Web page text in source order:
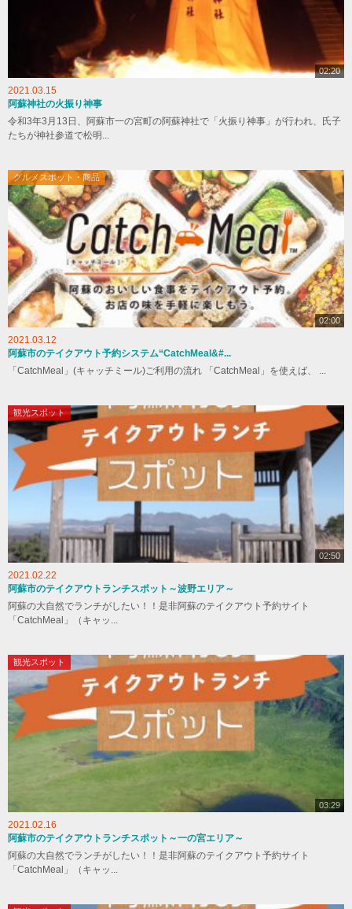
02:20
2021.03.15
阿蘇神社の火振り神事
令和3年3月13日、阿蘇市一の宮町の阿蘇神社で「火振り神事」が行われ、氏子
たちが神社参道で松明...
グルメスポット・商品
02:00
2021.03.12
阿蘇市のテイクアウト予約システム“CatchMeal&#...
「CatchMeal」(キャッチミール)ご利用の流れ 「CatchMeal」を使えば、 ...
観光スポット
02:50
2021.02.22
阿蘇市のテイクアウトランチスポット～波野エリア～
阿蘇の大自然でランチがしたい！！是非阿蘇のテイクアウト予約サイト
「CatchMeal」（キャッ...
観光スポット
03:29
2021.02.16
阿蘇市のテイクアウトランチスポット～一の宮エリア～
阿蘇の大自然でランチがしたい！！是非阿蘇のテイクアウト予約サイト
「CatchMeal」（キャッ...